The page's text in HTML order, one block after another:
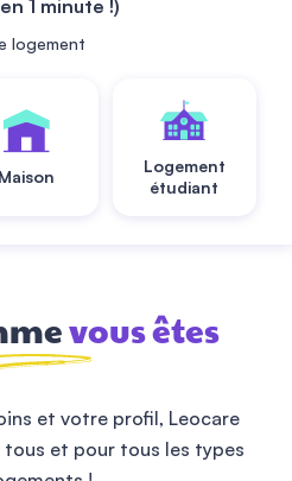
1 minute !)
logement
Maison
Logement
étudiant
vous êtes
et votre profil, Leocare
tous et pour tous les types